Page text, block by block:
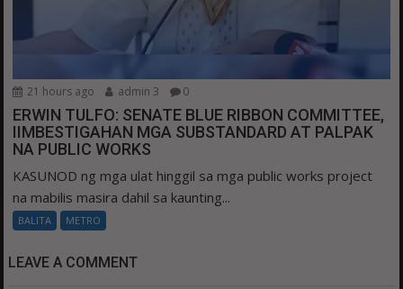
21 hours ago admin 3 0
ERWIN TULFO: SENATE BLUE RIBBON COMMITTEE,
IIMBESTIGAHAN MGA SUBSTANDARD AT PALPAK
NA PUBLIC WORKS
KASUNOD ng mga ulat hinggil sa mga public works project
na mabilis masira dahil sa kaunting...
BALITA METRO
LEAVE A COMMENT